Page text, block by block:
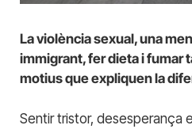
La violència sexual, una
immigrant, fer dieta i fumar
motius que expliquen la
Sentir tristor, desesperança